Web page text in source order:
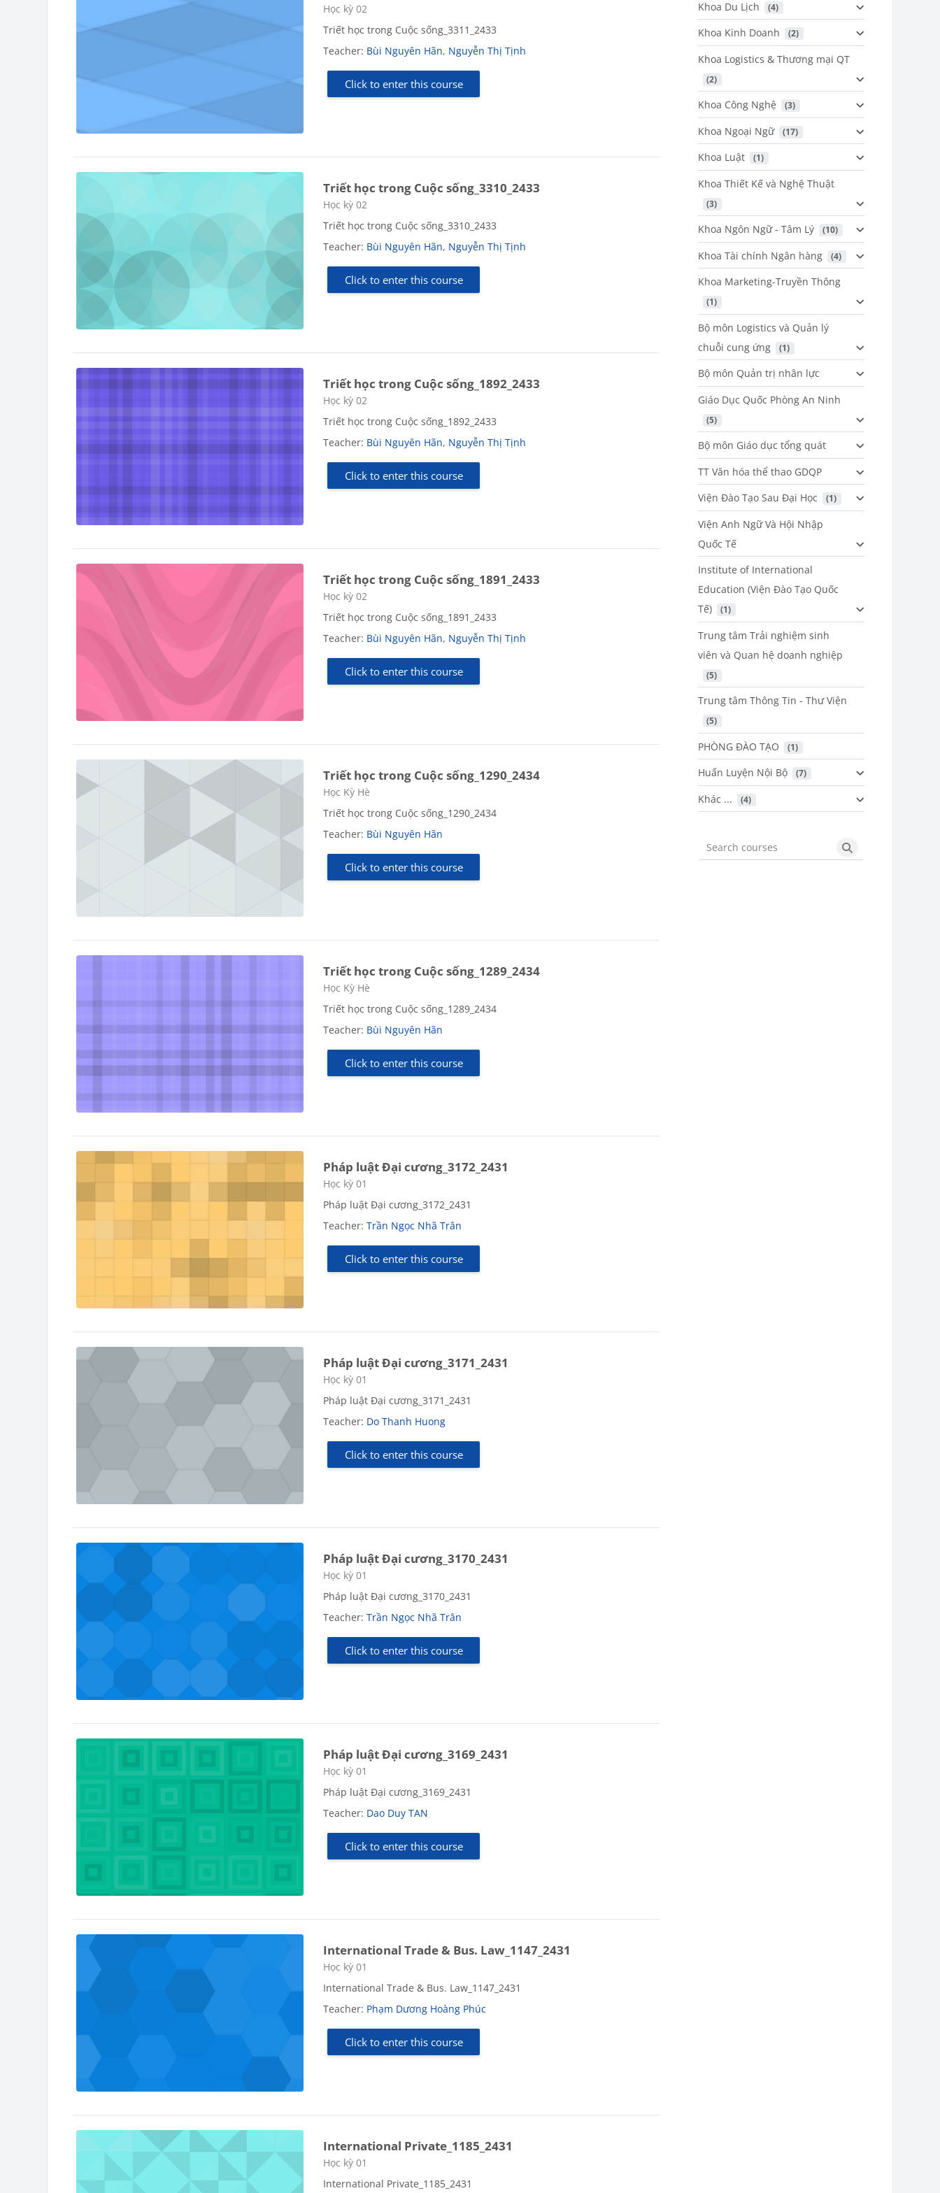
Course category
Học kỳ 02
Triết học trong Cuộc sống_3311_2433
Teacher: Bùi Nguyên Hãn, Nguyễn Thị Tịnh
Click to enter this course
Triết học trong Cuộc sống_3310_2433
Course category
Học kỳ 02
Triết học trong Cuộc sống_3310_2433
Teacher: Bùi Nguyên Hãn, Nguyễn Thị Tịnh
Click to enter this course
Triết học trong Cuộc sống_1892_2433
Course category
Học kỳ 02
Triết học trong Cuộc sống_1892_2433
Teacher: Bùi Nguyên Hãn, Nguyễn Thị Tịnh
Click to enter this course
Triết học trong Cuộc sống_1891_2433
Course category
Học kỳ 02
Triết học trong Cuộc sống_1891_2433
Teacher: Bùi Nguyên Hãn, Nguyễn Thị Tịnh
Click to enter this course
Triết học trong Cuộc sống_1290_2434
Course category
Học Kỳ Hè
Triết học trong Cuộc sống_1290_2434
Teacher: Bùi Nguyên Hãn
Click to enter this course
Triết học trong Cuộc sống_1289_2434
Course category
Học Kỳ Hè
Triết học trong Cuộc sống_1289_2434
Teacher: Bùi Nguyên Hãn
Click to enter this course
Pháp luật Đại cương_3172_2431
Course category
Học kỳ 01
Pháp luật Đại cương_3172_2431
Teacher:Trần Ngọc Nhã Trân
Click to enter this course
Pháp luật Đại cương_3171_2431
Course category
Học kỳ 01
Pháp luật Đại cương_3171_2431
Teacher: Do Thanh Huong
Click to enter this course
Pháp luật Đại cương_3170_2431
Course category
Học kỳ 01
Pháp luật Đại cương_3170_2431
Teacher:Trần Ngọc Nhã Trân
Click to enter this course
Pháp luật Đại cương_3169_2431
Course category
Học kỳ 01
Pháp luật Đại cương_3169_2431
Teacher: Dao Duy TAN
Click to enter this course
International Trade & Bus. Law_1147_2431
Course category
Học kỳ 01
International Trade & Bus. Law_1147_2431
Teacher: Phạm Dương Hoàng Phúc
Click to enter this course
International Private_1185_2431
Course category
Học kỳ 01
International Private_1185_2431
Khoa Du Lịch (4)
Khoa Kinh Doanh (2)
Khoa Logistics & Thương mại QT
(2)
Khoa Công Nghệ (3)
Khoa Ngoại Ngữ (17)
Khoa Luật (1)
Khoa Thiết Kế và Nghệ Thuật
(3)
Khoa Ngôn Ngữ - Tâm Lý (10)
Khoa Tài chính Ngân hàng (4)
Khoa Marketing-Truyền Thông
(1)
Bộ môn Logistics và Quản lý
chuỗi cung ứng
(1)
Bộ môn Quản trị nhân lực
Giáo Dục Quốc Phòng An Ninh
(5)
Bộ môn Giáo dục tổng quát
TT Văn hóa thể thao GDQP
Viện Đào Tạo Sau Đại Học
(1)
Viện Anh Ngữ Và Hội Nhập
Quốc Tế
Institute of International
Education (Viện Đào Tạo Quốc
Tế)
(1)
Trung tâm Trải nghiệm sinh
viên và Quan hệ doanh nghiệp
(5)
Trung tâm Thông Tin - Thư Viện
(5)
PHÒNG ĐÀO TẠO (1)
Huấn Luyện Nội Bộ (7)
Khác ... (4)
Search courses Search courses